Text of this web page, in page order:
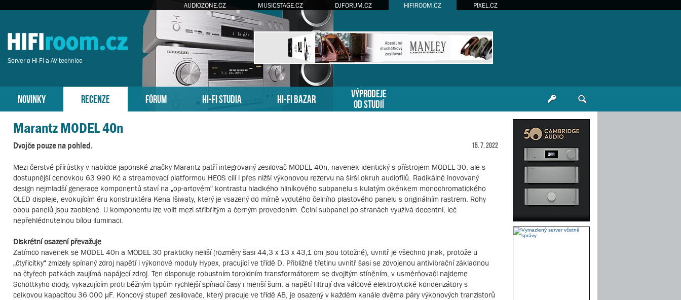
AUDIOZONE.CZ MUSICSTAGE.CZ DJFORUM.CZ HIFIROOM.CZ PIXEL.CZ
Server o Hi-Fi a AV technice
NOVINKY RECENZE FÓRUM HI-FI STUDIA HI-FI BAZAR
VÝPRODEJE
OD STUDIÍ
Marantz MODEL 40n
Dvojče pouze na pohled. 15. 7. 2022
Mezi čerstvé přírůstky v nabídce japonské značky Marantz patří integrovaný zesilovač MODEL 40n, navenek identický s přístrojem MODEL 30, ale s
dostupnější cenovkou 63 990 Kč a streamovací platformou HEOS cílí i přes nižší výkonovou rezervu na širší okruh audiofilů. Radikálně inovovaný
design nejmladší generace komponentů staví na „op-artovém“ kontrastu hladkého hliníkového subpanelu s kulatým okénkem monochromatického
OLED displeje, evokujícím éru konstruktéra Kena Išiwaty, který je vsazený do mírně vydutého čelního plastového panelu s originálním rastrem. Rohy
obou panelů jsou zaoblené. U komponentu lze volit mezi stříbřitým a černým provedením. Čelní subpanel po stranách využívá decentní, leč
nepřehlédnutelnou bílou iluminaci.
Diskrétní osazení převažuje
Zatímco navenek se MODEL 40n a MODEL 30 prakticky neliší (rozměry šasi 44,3 x 13 x 43,1 cm jsou totožné), uvnitř je všechno jinak, protože u
„čtyřicítky“ zmizely spínaný zdroj napětí i výkonové moduly Hypex, pracující ve třídě D. Přibližně třetinu uvnitř šasi se zdvojenou antivibrační základnou
na čtyřech patkách zaujímá napájecí zdroj. Ten disponuje robustním toroidním transformátorem se dvojitým stíněním, v usměrňovači najdeme
Schottkyho diody, vykazujícím proti běžným typům rychlejší spínací časy i menší šum, a napětí filtrují dva válcové elektrolytické kondenzátory s
celkovou kapacitou 36 000 μF. Koncový stupeň zesilovače, který pracuje ve třídě AB, je osazený v každém kanále dvěma páry výkonových tranzistorů